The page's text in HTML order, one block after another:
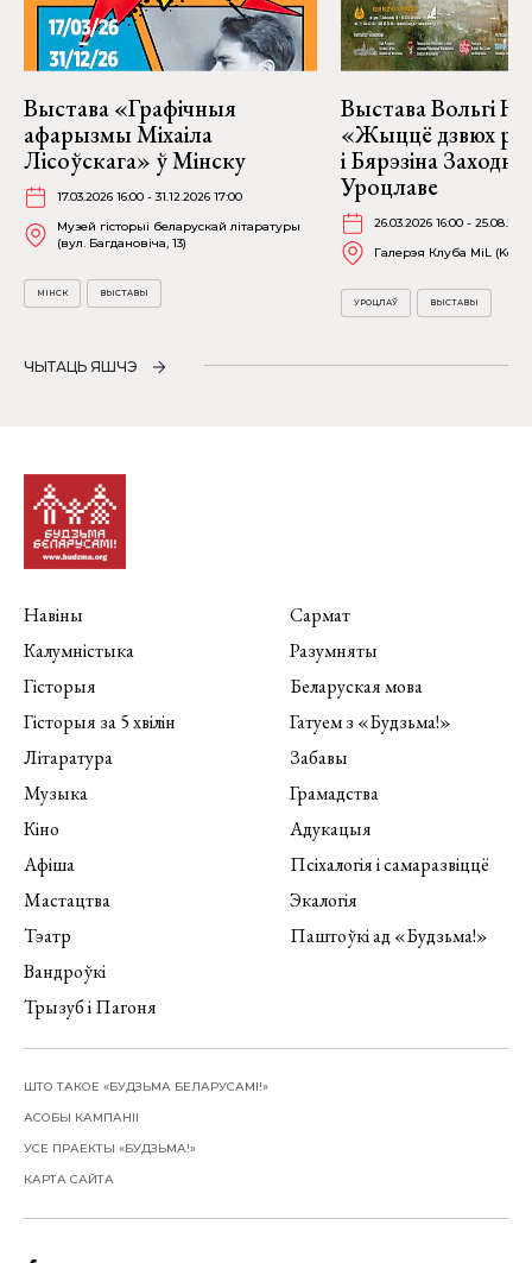
Выстава «Графічныя
афарызмы Міхаіла
Лісоўскага» ў Мінску
17.03.2026 16:00 - 31.12.2026 17:00
Музей гісторыі беларускай літаратуры
(вул. Багдановіча, 13)
МІНСК ВЫСТАВЫ
Выстава Вольгі
«Жыццё дзвюх
і Бярэзіна
Уроцлаве
26.03.2026 16:00 -
Галерэя Клуба MiL
УРОЦЛАЎ ВЫСТАВЫ
ЧЫТАЦЬ ЯШЧЭ
Навіны
Калумністыка
Гісторыя
Гісторыя за 5 хвілін
Літаратура
Музыка
Кіно
Афіша
Мастацтва
Тэатр
Вандроўкі
Трызуб і Пагоня
Сармат
Разумняты
Беларуская мова
Гатуем з «Будзьма!»
Забавы
Грамадства
Адукацыя
Псіхалогія і самаразвіццё
Экалогія
Паштоўкі ад «Будзьма!»
ШТО ТАКОЕ «БУДЗЬМА БЕЛАРУСАМІ!»
АСОБЫ КАМПАНІІ
УСЕ ПРАЕКТЫ «БУДЗЬМА!»
КАРТА САЙТА